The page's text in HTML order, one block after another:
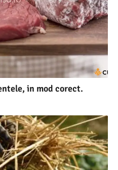
in mod corect.